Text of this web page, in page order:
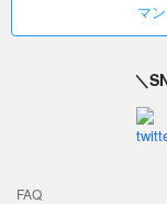
マ
＼
FAQ